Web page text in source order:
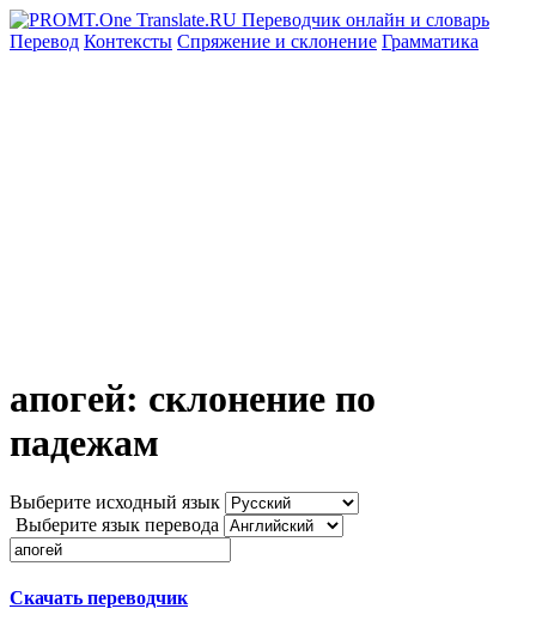
Перевод Контексты Спряжение и склонение Грамматика
апогей: склонение по
падежам
Выберите исходный язык
Выберите язык перевода
Скачать переводчик